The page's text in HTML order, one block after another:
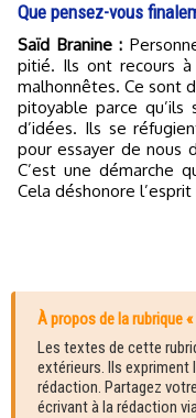
Que pensez-vous
Saïd Branine :
pitié. Ils ont recours
malhonnêtes. Ce sont
pitoyable parce qu’ils
d’idées. Ils se
pour essayer de nous
C’est une démarche
Cela déshonore
À propos de la rubrique «
Les textes de cette
extérieurs. Ils expriment
rédaction. Partagez
écrivant à la rédaction